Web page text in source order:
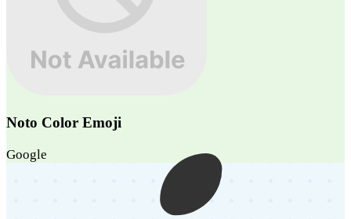
Noto Color Emoji
Google